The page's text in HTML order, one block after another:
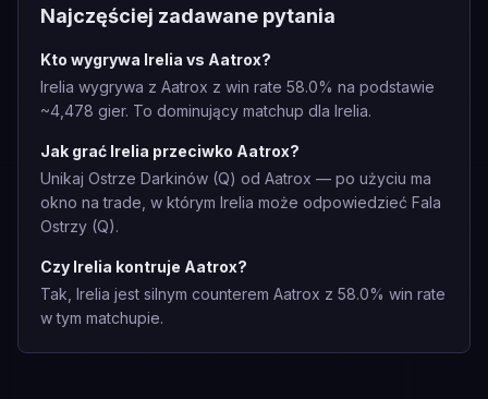
Najczęściej zadawane pytania
Kto wygrywa Irelia vs Aatrox?
Irelia wygrywa z Aatrox z win rate 58.0% na podstawie
~4,478 gier. To dominujący matchup dla Irelia.
Jak grać Irelia przeciwko Aatrox?
Unikaj Ostrze Darkinów (Q) od Aatrox — po użyciu ma
okno na trade, w którym Irelia może odpowiedzieć Fala
Ostrzy (Q).
Czy Irelia kontruje Aatrox?
Tak, Irelia jest silnym counterem Aatrox z 58.0% win rate
w tym matchupie.